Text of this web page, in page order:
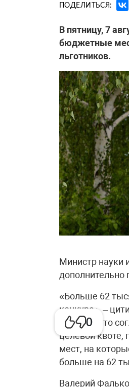
0
ПОДЕЛИТЬСЯ:
В пятницу, 7
бюджетные
льготников.
Министр науки
«Больше 62
конкурс», –
пояснил, что
целевой квоте,
мест, на
больше на 62
Валерий